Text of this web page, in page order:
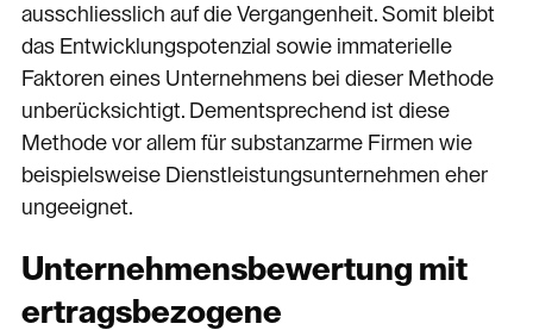
ausschliesslich auf die Vergangenheit. Somit bleibt
das Entwicklungspotenzial sowie immaterielle
Faktoren eines Unternehmens bei dieser Methode
unberücksichtigt. Dementsprechend ist diese
Methode vor allem für substanzarme Firmen wie
beispielsweise Dienstleistungsunternehmen eher
ungeeignet.
Unternehmensbewertung mit
ertragsbezogene